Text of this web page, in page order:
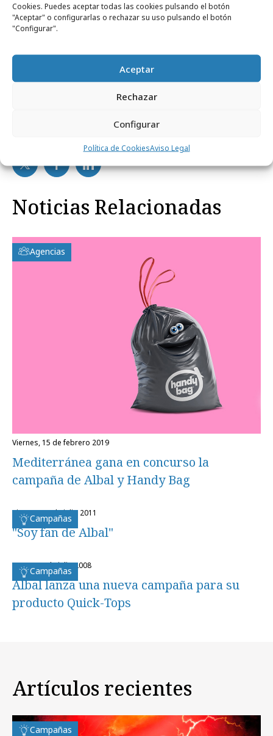
Cookies. Puedes aceptar todas las cookies pulsando el botón
"Aceptar" o configurarlas o rechazar su uso pulsando el botón
"Configurar".
Aceptar
Rechazar
Configurar
Política de CookiesAviso Legal
sino también elvínculo emocionalconstruido
con millones de hogares españoles a través de
comparten alrededor de la mesa.
Noticias Relacionadas
Agencias
viernes, 15 de febrero 2019
Mediterránea gana en concurso la
campaña de Albal y Handy Bag
Campañas
viernes, 15 de julio 2011
"Soy fan de Albal"
Campañas
lunes, 21 de julio 2008
Albal lanza una nueva campaña para su
producto Quick-Tops
Artículos recientes
Campañas